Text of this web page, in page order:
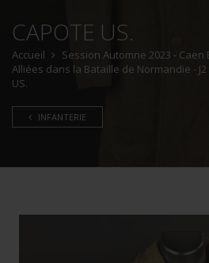
CAPOTE US.
Accueil Session Automne 2023 - Caen
Alliées dans la Bataille de Normandie - J2
US.
INFANTERIE